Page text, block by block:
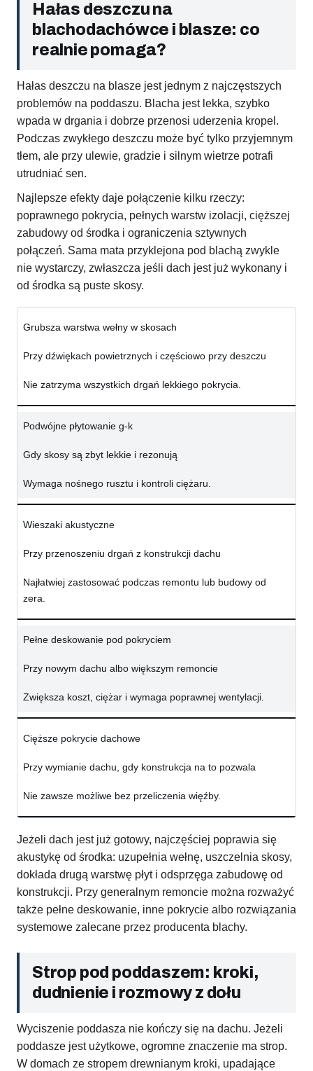
Hałas deszczu na
blachodachówce i blasze: co
realnie pomaga?
Hałas deszczu na blasze jest jednym z najczęstszych
problemów na poddaszu. Blacha jest lekka, szybko
wpada w drgania i dobrze przenosi uderzenia kropel.
Podczas zwykłego deszczu może być tylko przyjemnym
tłem, ale przy ulewie, gradzie i silnym wietrze potrafi
utrudniać sen.
Najlepsze efekty daje połączenie kilku rzeczy:
poprawnego pokrycia, pełnych warstw izolacji, cięższej
zabudowy od środka i ograniczenia sztywnych
połączeń. Sama mata przyklejona pod blachą zwykle
nie wystarczy, zwłaszcza jeśli dach jest już wykonany i
od środka są puste skosy.
Grubsza warstwa wełny w skosach
Przy dźwiękach powietrznych i częściowo przy deszczu
Nie zatrzyma wszystkich drgań lekkiego pokrycia.
Podwójne płytowanie g-k
Gdy skosy są zbyt lekkie i rezonują
Wymaga nośnego rusztu i kontroli ciężaru.
Wieszaki akustyczne
Przy przenoszeniu drgań z konstrukcji dachu
Najłatwiej zastosować podczas remontu lub budowy od
zera.
Pełne deskowanie pod pokryciem
Przy nowym dachu albo większym remoncie
Zwiększa koszt, ciężar i wymaga poprawnej wentylacji.
Cięższe pokrycie dachowe
Przy wymianie dachu, gdy konstrukcja na to pozwala
Nie zawsze możliwe bez przeliczenia więźby.
Jeżeli dach jest już gotowy, najczęściej poprawia się
akustykę od środka: uzupełnia wełnę, uszczelnia skosy,
dokłada drugą warstwę płyt i odsprzęga zabudowę od
konstrukcji. Przy generalnym remoncie można rozważyć
także pełne deskowanie, inne pokrycie albo rozwiązania
systemowe zalecane przez producenta blachy.
Strop pod poddaszem: kroki,
dudnienie i rozmowy z dołu
Wyciszenie poddasza nie kończy się na dachu. Jeżeli
poddasze jest użytkowe, ogromne znaczenie ma strop.
W domach ze stropem drewnianym kroki, upadające